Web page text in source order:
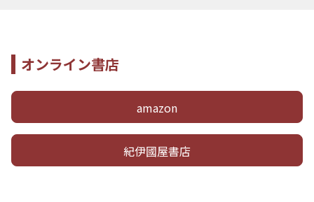
オンライン書店
amazon
紀伊國屋書店